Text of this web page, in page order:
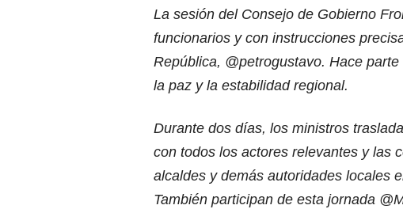
La sesión del Consejo de Gobierno
funcionarios y con instrucciones
República, @petrogustavo. Hace
la paz y la estabilidad regional.
Durante dos días, los ministros
con todos los actores relevantes y las
alcaldes y demás autoridades locales
También participan de esta jornada